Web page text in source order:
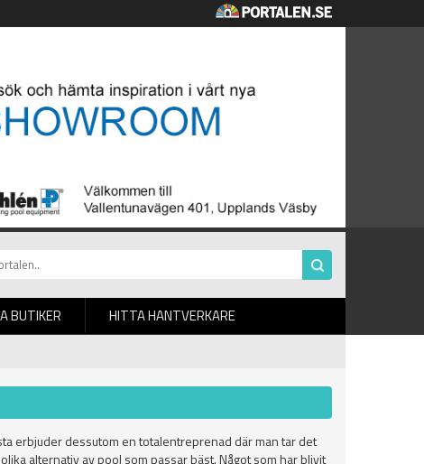
BUTIKER HITTA HANTVERKARE
erbjuder dessutom en totalentreprenad där man tar det
alternativ av pool som passar bäst. Något som har blivit